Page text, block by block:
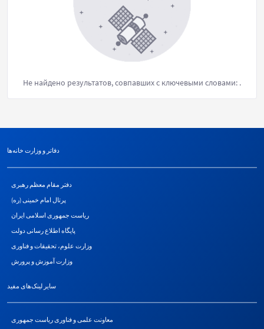
Не найдено результатов, совпавших с ключевыми словами: .
دفاتر و وزارت خانه‌ها
دفتر مقام معظم رهبری
پرتال امام خمینی (ره)
ریاست جمهوری اسلامی ایران
پایگاه اطلاع رسانی دولت
وزارت علوم، تحقیقات و فناوری
وزارت آموزش و پرورش
سایر لینک‌های مفید
معاونت علمی و فناوری ریاست جمهوری